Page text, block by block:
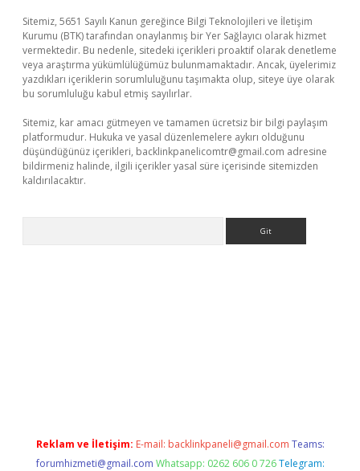
Sitemiz, 5651 Sayılı Kanun gereğince Bilgi Teknolojileri ve İletişim
Kurumu (BTK) tarafından onaylanmış bir Yer Sağlayıcı olarak hizmet
vermektedir. Bu nedenle, sitedeki içerikleri proaktif olarak denetleme
veya araştırma yükümlülüğümüz bulunmamaktadır. Ancak, üyelerimiz
yazdıkları içeriklerin sorumluluğunu taşımakta olup, siteye üye olarak
bu sorumluluğu kabul etmiş sayılırlar.
Sitemiz, kar amacı gütmeyen ve tamamen ücretsiz bir bilgi paylaşım
platformudur. Hukuka ve yasal düzenlemelere aykırı olduğunu
düşündüğünüz içerikleri, backlinkpanelicomtr@gmail.com adresine
bildirmeniz halinde, ilgili içerikler yasal süre içerisinde sitemizden
kaldırılacaktır.
Reklam ve İletişim: E-mail: backlinkpaneli@gmail.com Teams:
forumhizmeti@gmail.com Whatsapp: 0262 606 0 726 Telegram: